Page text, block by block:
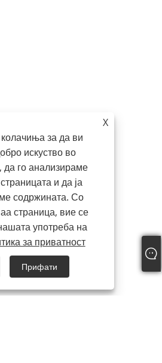
X
за да ви
искуство во
да го анализираме
и да ја
содржината. Со
страница, вие се
употреба на
за приватност
Прифати